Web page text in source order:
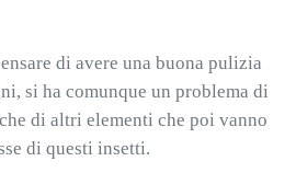
di avere una buona pulizia
si ha comunque un problema di
di altri elementi che poi vanno
di questi insetti.